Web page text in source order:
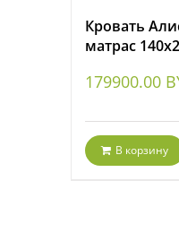
Кровать
матрас
179900.00
В корзину